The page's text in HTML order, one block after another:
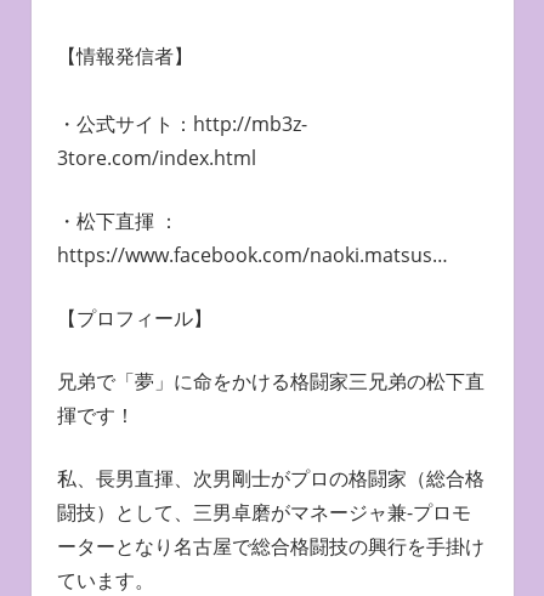
【情報発信者】
・公式サイト：http://mb3z-
3tore.com/index.html
・松下直揮 ：
https://www.facebook.com/naoki.matsus…
【プロフィール】
兄弟で「夢」に命をかける格闘家三兄弟の松下直
揮です！
私、長男直揮、次男剛士がプロの格闘家（総合格
闘技）として、三男卓磨がマネージャ兼-プロモ
ーターとなり名古屋で総合格闘技の興行を手掛け
ています。